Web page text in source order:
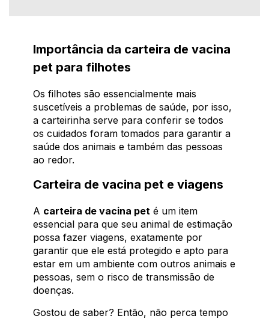
Importância da carteira de vacina
pet para filhotes
Os filhotes são essencialmente mais
suscetíveis a problemas de saúde, por isso,
a carteirinha serve para conferir se todos
os cuidados foram tomados para garantir a
saúde dos animais e também das pessoas
ao redor.
Carteira de vacina pet e viagens
A carteira de vacina pet é um item
essencial para que seu animal de estimação
possa fazer viagens, exatamente por
garantir que ele está protegido e apto para
estar em um ambiente com outros animais e
pessoas, sem o risco de transmissão de
doenças.
Gostou de saber? Então, não perca tempo